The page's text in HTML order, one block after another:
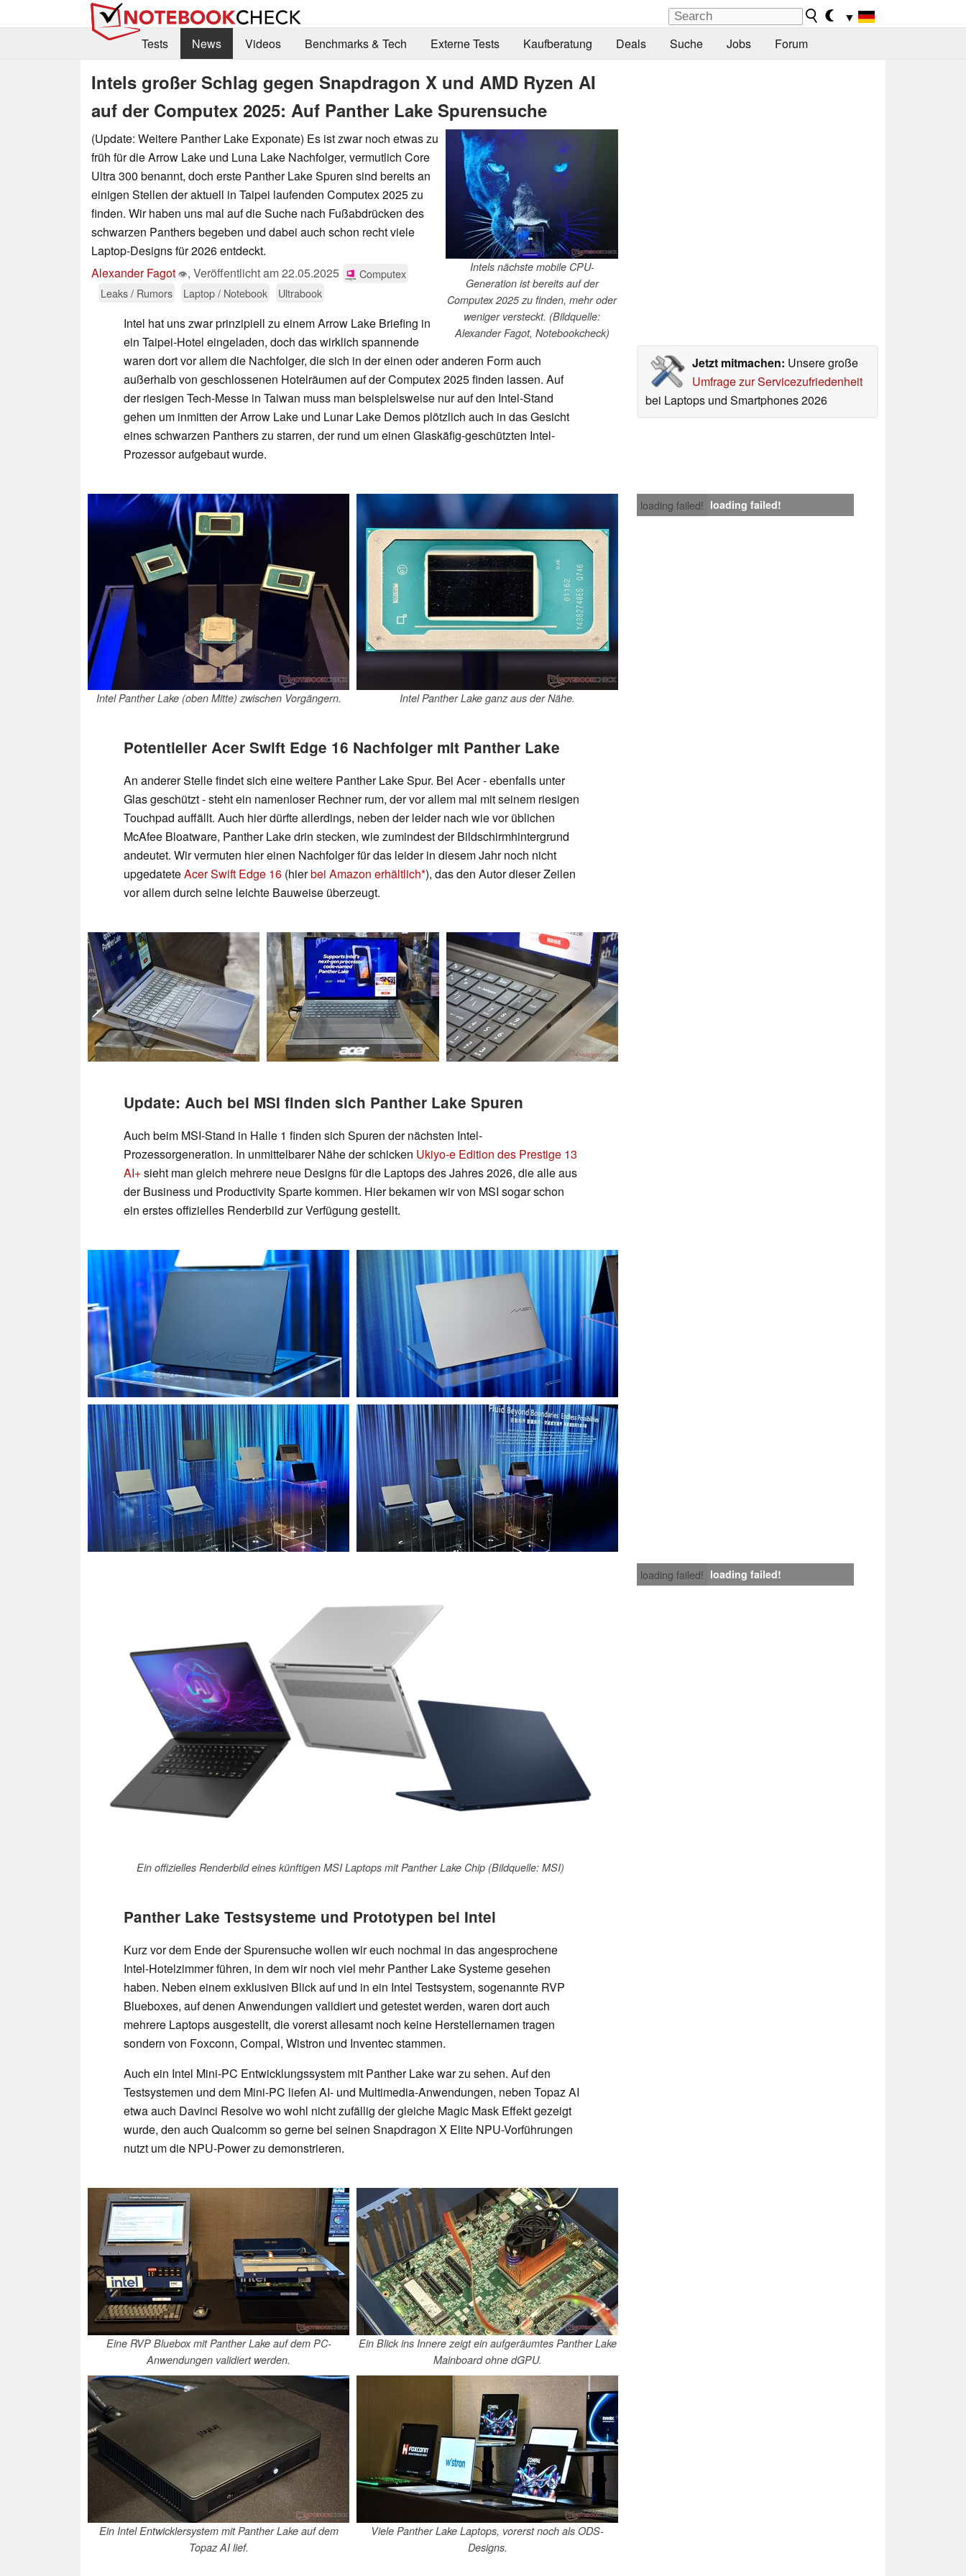
▼
Tests
News Videos Benchmarks & Tech Externe Tests Kaufberatung Deals Suche Jobs Forum
Intels großer Schlag gegen Snapdragon X und AMD Ryzen AI
auf der Computex 2025: Auf Panther Lake Spurensuche
Intels nächste mobile CPU-
Generation ist bereits auf der
Computex 2025 zu finden, mehr oder
weniger versteckt. (Bildquelle:
Alexander Fagot, Notebookcheck)
(Update: Weitere Panther Lake Exponate) Es ist zwar noch etwas zu
früh für die Arrow Lake und Luna Lake Nachfolger, vermutlich Core
Ultra 300 benannt, doch erste Panther Lake Spuren sind bereits an
einigen Stellen der aktuell in Taipei laufenden Computex 2025 zu
finden. Wir haben uns mal auf die Suche nach Fußabdrücken des
schwarzen Panthers begeben und dabei auch schon recht viele
Laptop-Designs für 2026 entdeckt.
Alexander Fagot 👁, Veröffentlicht am22.05.2025
Computex
Leaks / Rumors
Laptop / Notebook Ultrabook
Jetzt mitmachen: Unsere große
Umfrage zur Servicezufriedenheit
bei Laptops und Smartphones 2026
Intel hat uns zwar prinzipiell zu einem Arrow Lake Briefing in
ein Taipei-Hotel eingeladen, doch das wirklich spannende
waren dort vor allem die Nachfolger, die sich in der einen oder anderen Form auch
außerhalb von geschlossenen Hotelräumen auf der Computex 2025 finden lassen. Auf
der riesigen Tech-Messe in Taiwan muss man beispielsweise nur auf den Intel-Stand
gehen um inmitten der Arrow Lake und Lunar Lake Demos plötzlich auch in das Gesicht
eines schwarzen Panthers zu starren, der rund um einen Glaskäfig-geschützten Intel-
Prozessor aufgebaut wurde.
loading failed! loading failed!
Intel Panther Lake (oben Mitte) zwischen Vorgängern. Intel Panther Lake ganz aus der Nähe.
Potentieller Acer Swift Edge 16 Nachfolger mit Panther Lake
An anderer Stelle findet sich eine weitere Panther Lake Spur. Bei Acer - ebenfalls unter
Glas geschützt - steht ein namenloser Rechner rum, der vor allem mal mit seinem riesigen
Touchpad auffällt. Auch hier dürfte allerdings, neben der leider nach wie vor üblichen
McAfee Bloatware, Panther Lake drin stecken, wie zumindest der Bildschirmhintergrund
andeutet. Wir vermuten hier einen Nachfolger für das leider in diesem Jahr noch nicht
upgedateteAcer Swift Edge 16 (hierbei Amazon erhältlich ), das den Autor dieser Zeilen
vor allem durch seine leichte Bauweise überzeugt.
Update: Auch bei MSI finden sich Panther Lake Spuren
Auch beim MSI-Stand in Halle 1 finden sich Spuren der nächsten Intel-
Prozessorgeneration. In unmittelbarer Nähe der schicken Ukiyo-e Edition des Prestige 13
AI+sieht man gleich mehrere neue Designs für die Laptops des Jahres 2026, die alle aus
der Business und Productivity Sparte kommen. Hier bekamen wir von MSI sogar schon
ein erstes offizielles Renderbild zur Verfügung gestellt.
loading failed! loading failed!
Ein offizielles Renderbild eines künftigen MSI Laptops mit Panther Lake Chip (Bildquelle: MSI)
Panther Lake Testsysteme und Prototypen bei Intel
Kurz vor dem Ende der Spurensuche wollen wir euch nochmal in das angesprochene
Intel-Hotelzimmer führen, in dem wir noch viel mehr Panther Lake Systeme gesehen
haben. Neben einem exklusiven Blick auf und in ein Intel Testsystem, sogenannte RVP
Blueboxes, auf denen Anwendungen validiert und getestet werden, waren dort auch
mehrere Laptops ausgestellt, die vorerst allesamt noch keine Herstellernamen tragen
sondern von Foxconn, Compal, Wistron und Inventec stammen.
Auch ein Intel Mini-PC Entwicklungssystem mit Panther Lake war zu sehen. Auf den
Testsystemen und dem Mini-PC liefen AI- und Multimedia-Anwendungen, neben Topaz AI
etwa auch Davinci Resolve wo wohl nicht zufällig der gleiche Magic Mask Effekt gezeigt
wurde, den auch Qualcomm so gerne bei seinen Snapdragon X Elite NPU-Vorführungen
nutzt um die NPU-Power zu demonstrieren.
Eine RVP Bluebox mit Panther Lake auf dem PC-
Anwendungen validiert werden.
Ein Blick ins Innere zeigt ein aufgeräumtes Panther Lake
Mainboard ohne dGPU.
Ein Intel Entwicklersystem mit Panther Lake auf dem
Topaz AI lief.
Viele Panther Lake Laptops, vorerst noch als ODS-
Designs.